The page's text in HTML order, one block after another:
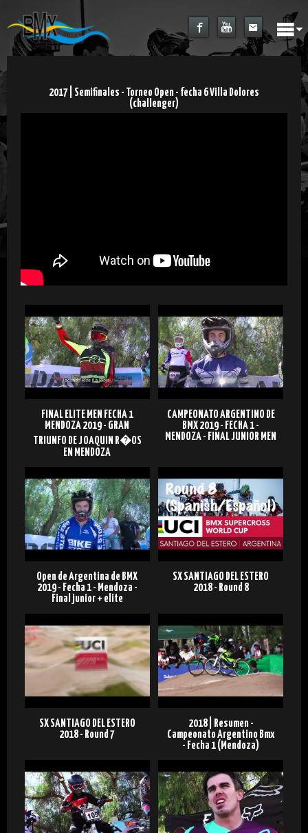
2017 | Semifinales - Torneo Open - fecha 6 Villa Dolores
(challenger)
FINAL ELITE MEN FECHA 1
MENDOZA 2019 - GRAN
TRIUNFO DE JOAQUIN R�OS
EN MENDOZA
CAMPEONATO ARGENTINO DE
BMX 2019 - FECHA 1 -
MENDOZA - FINAL JUNIOR MEN
Open de Argentina de BMX
2019 - Fecha 1 - Mendoza -
Final junior + elite
SX SANTIAGO DEL ESTERO
2018 - Round 8
SX SANTIAGO DEL ESTERO
2018 - Round 7
2018 | Resumen -
Campeonato Argentino Bmx
- Fecha 1 (Mendoza)